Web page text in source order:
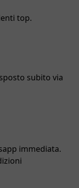
top.
subito via
immediata.